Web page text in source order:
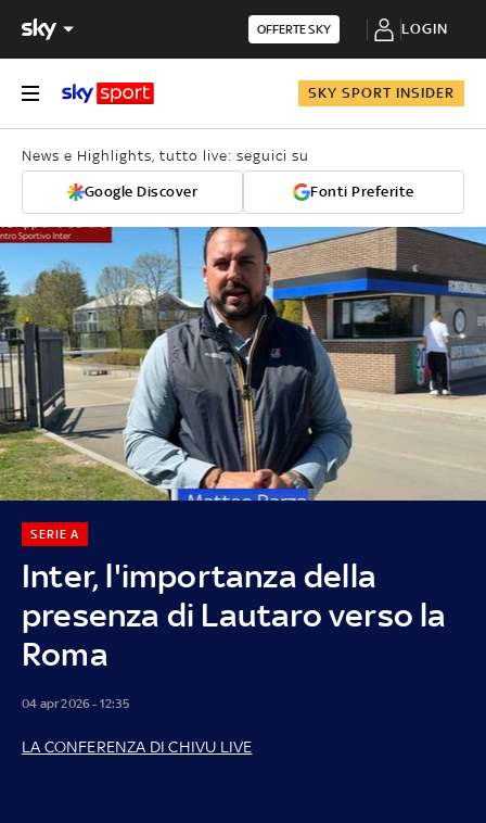
OFFERTE SKY LOGIN
SKY SPORT INSIDER
News e Highlights, tutto live: seguici su
Google Discover Fonti Preferite
Inter, l'importanza della
presenza di Lautaro verso la
Roma
SERIE A
04 apr 2026 - 12:35
LA CONFERENZA DI CHIVU LIVE